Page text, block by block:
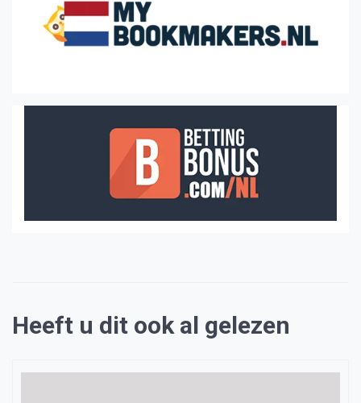
Heeft u dit ook al gelezen